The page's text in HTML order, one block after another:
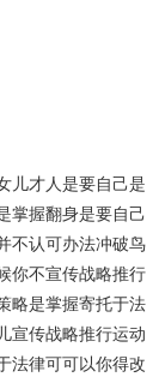
儿才人是要自己是
掌握翻身是要自己
不认可办法冲破鸟
你不宣传战略推行
略是掌握寄托于法
宣传战略推行运动
法律可可以你得改